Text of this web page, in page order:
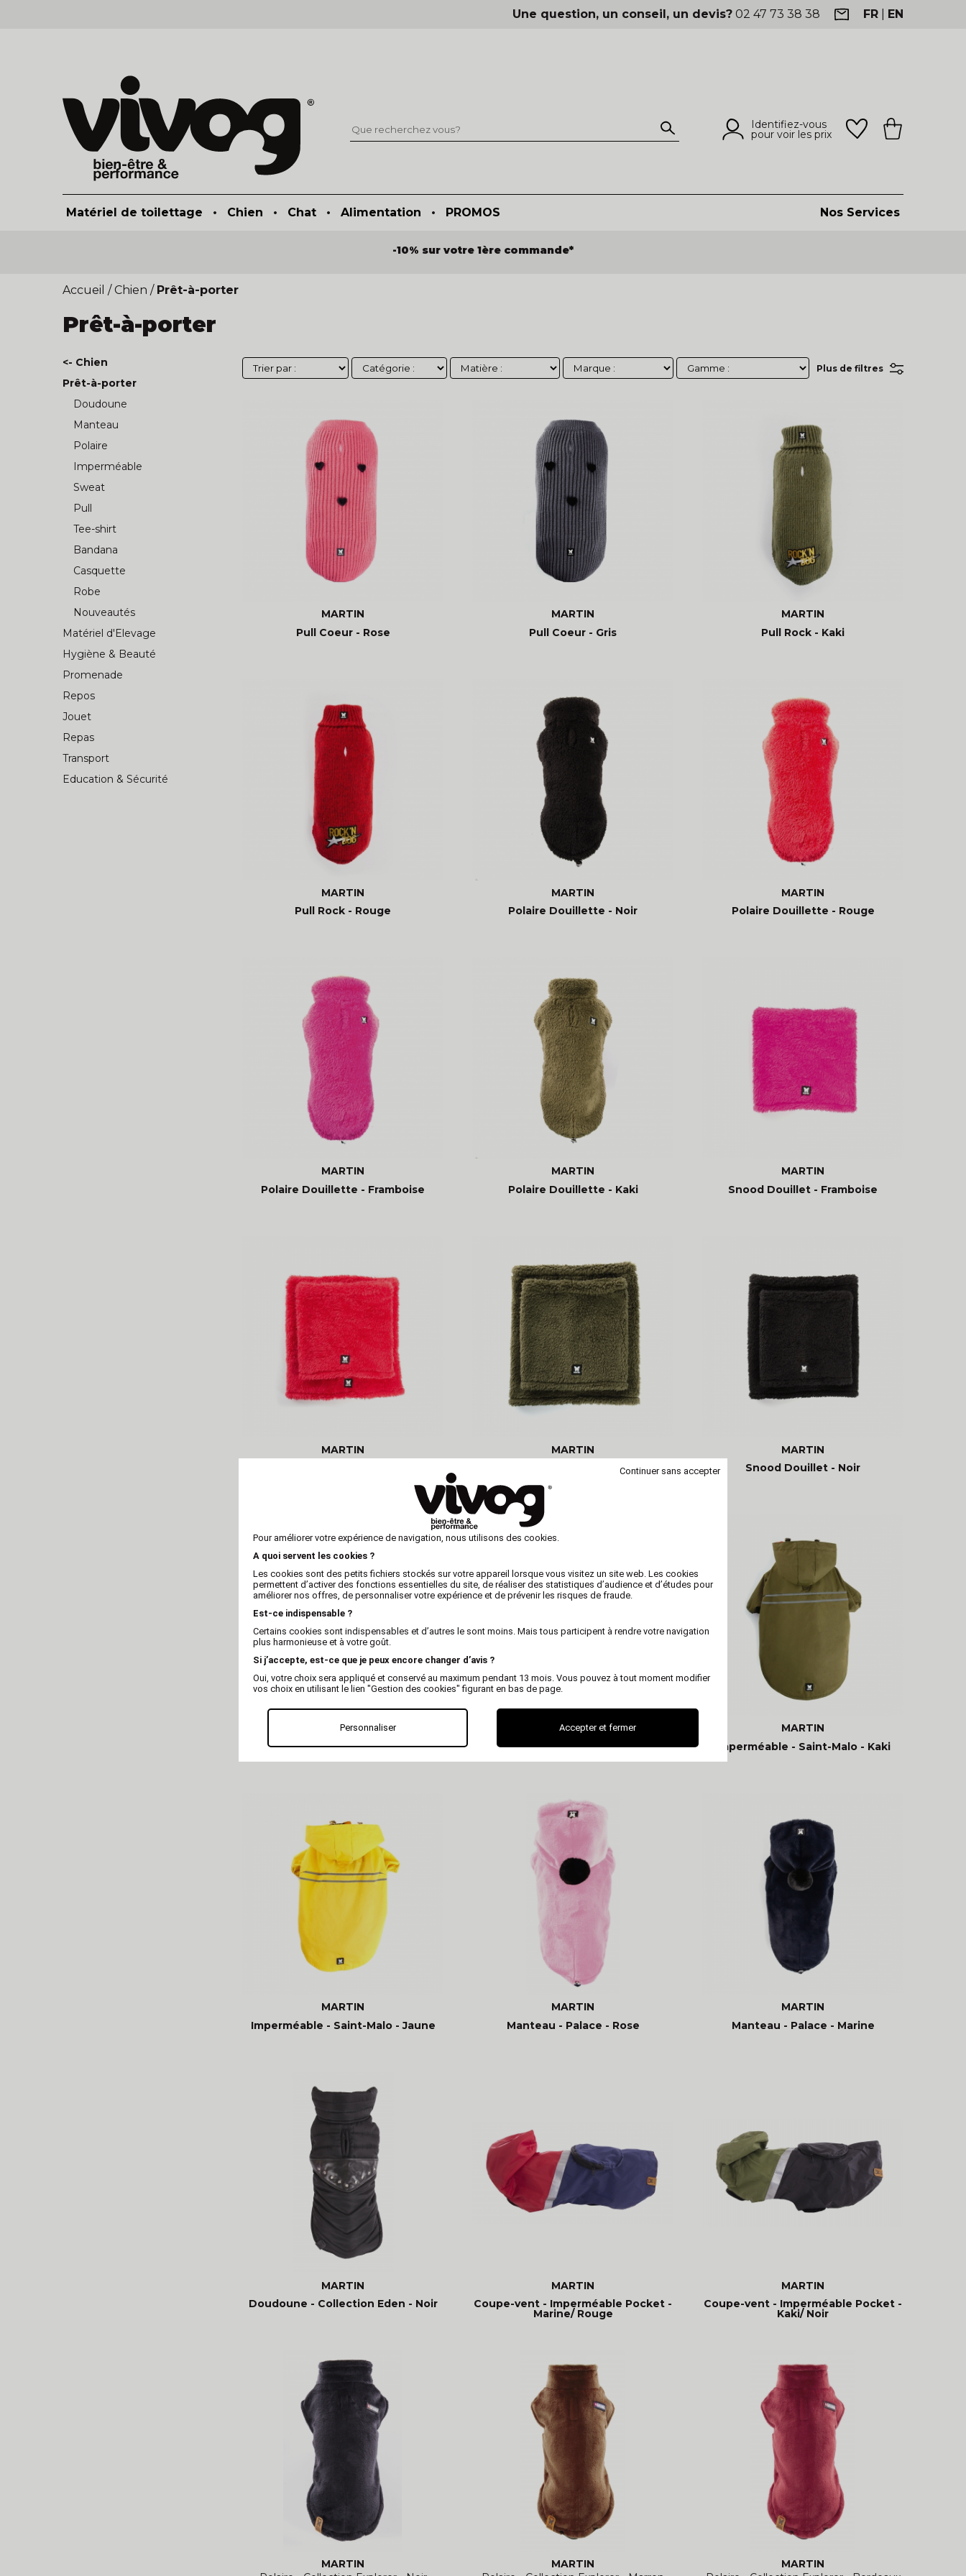
Une question, un conseil, un devis? 02 47 73 38 38 FR EN
Identifiez-vous
pour voir les prix
Matériel de toilettage • Chien • Chat • Alimentation • PROMOS Nos Services
-10% sur votre 1ère commande*
Accueil / Chien / Prêt-à-porter
Prêt-à-porter
<- Chien
Prêt-à-porter
Doudoune
Manteau
Polaire
Imperméable
Sweat
Pull
Tee-shirt
Bandana
Casquette
Robe
Nouveautés
Matériel d'Elevage
Hygiène & Beauté
Promenade
Repos
Jouet
Repas
Transport
Education & Sécurité
Plus de filtres
MARTIN
Pull Coeur - Rose
MARTIN
Pull Coeur - Gris
MARTIN
Pull Rock - Kaki
MARTIN
Pull Rock - Rouge
MARTIN
Polaire Douillette - Noir
MARTIN
Polaire Douillette - Rouge
MARTIN
Polaire Douillette - Framboise
MARTIN
Polaire Douillette - Kaki
MARTIN
Snood Douillet - Framboise
MARTIN
MARTIN
Snood Douillet - Kaki
MARTIN
Snood Douillet - Noir
MARTIN
Imperméable - Pocket - kaki/Jaune
MARTIN
Imperméable - Pocket - Marine/Rose
MARTIN
Imperméable - Saint-Malo - Kaki
MARTIN
Imperméable - Saint-Malo - Jaune
MARTIN
Manteau - Palace - Rose
MARTIN
Manteau - Palace - Marine
MARTIN
Doudoune - Collection Eden - Noir
MARTIN
Coupe-vent - Imperméable Pocket -
Marine/ Rouge
MARTIN
Coupe-vent - Imperméable Pocket -
Kaki/ Noir
MARTIN
MARTIN
MARTIN
Continuer sans accepter
Pour améliorer votre expérience de navigation, nous utilisons des cookies.
A quoi servent les cookies ?
Les cookies sont des petits fichiers stockés sur votre appareil lorsque vous visitez un site web. Les cookies
permettent d’activer des fonctions essentielles du site, de réaliser des statistiques d’audience et d’études pour
améliorer nos offres, de personnaliser votre expérience et de prévenir les risques de fraude.
Est-ce indispensable ?
Certains cookies sont indispensables et d’autres le sont moins. Mais tous participent à rendre votre navigation
plus harmonieuse et à votre goût.
Si j’accepte, est-ce que je peux encore changer d’avis ?
Oui, votre choix sera appliqué et conservé au maximum pendant 13 mois. Vous pouvez à tout moment modifier
vos choix en utilisant le lien "Gestion des cookies" figurant en bas de page.
Personnaliser Accepter et fermer